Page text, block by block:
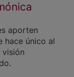
aporten
hace único al